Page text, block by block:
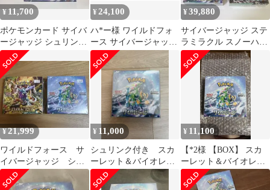
¥ 11,700
ポケモンカード サイバ
ージャッジ シュリンク
付き 1BOX 新品未開
封
¥24,100
ハ*ー様 ワイルドフォ
ース サイバージャッジ
box シュリンク付き セ
ット
¥39,880
サイバージャッジ ステ
ラミラクル スノーハザ
ード バイオレット シュ
リンク付き
¥21,999
ワイルドフォース サ
イバージャッジ シュ
リンクあり 未開封
¥ 11,000
シュリンク付き スカ
ーレット＆バイオレッ
ト 拡張パック サイバー
ジャッジ
¥ 11,100
【*2様 【BOX】 スカ
ーレット＆バイオレッ
ト 拡張パック サイバー
ジャッジ